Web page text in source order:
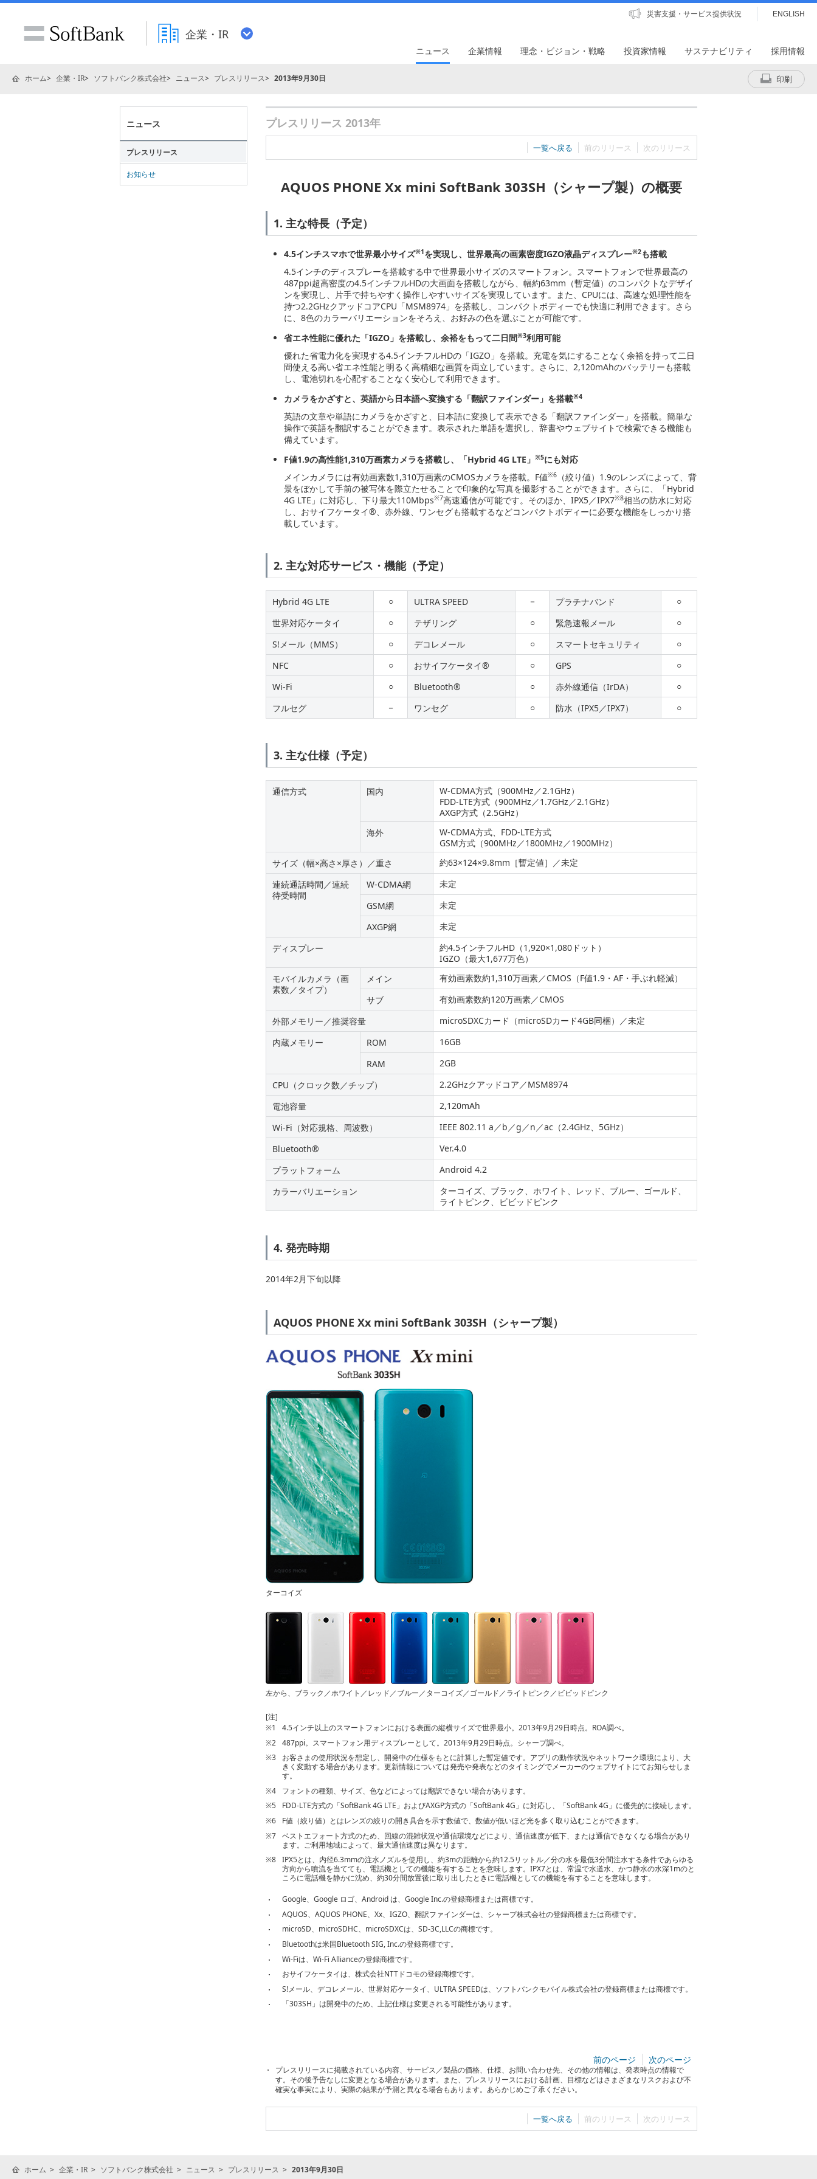
企業・IR
災害支援・サービス提供状況 ENGLISH
ニュース 企業情報 理念・ビジョン・戦略 投資家情報 サステナビリティ 採用情報
ホーム 企業・IR ソフトバンク株式会社 ニュース プレスリリース 2013年9月30日 印刷
プレスリリース 2013年
一覧へ戻る 前のリリース 次のリリース
AQUOS PHONE Xx mini SoftBank 303SH（シャープ製）の概要
1. 主な特長（予定）
4.5インチスマホで世界最小サイズ※1を実現し、世界最高の画素密度IGZO液晶ディスプレー※2も搭載
4.5インチのディスプレーを搭載する中で世界最小サイズのスマートフォン。スマートフォンで世界最高の
487ppi超高密度の4.5インチフルHDの大画面を搭載しながら、幅約63mm（暫定値）のコンパクトなデザイ
ンを実現し、片手で持ちやすく操作しやすいサイズを実現しています。また、CPUには、高速な処理性能を
持つ2.2GHzクアッドコアCPU「MSM8974」を搭載し、コンパクトボディーでも快適に利用できます。さら
に、8色のカラーバリエーションをそろえ、お好みの色を選ぶことが可能です。
省エネ性能に優れた「IGZO」を搭載し、余裕をもって二日間※3利用可能
優れた省電力化を実現する4.5インチフルHDの「IGZO」を搭載。充電を気にすることなく余裕を持って二日
間使える高い省エネ性能と明るく高精細な画質を両立しています。さらに、2,120mAhのバッテリーも搭載
し、電池切れを心配することなく安心して利用できます。
カメラをかざすと、英語から日本語へ変換する「翻訳ファインダー」を搭載※4
英語の文章や単語にカメラをかざすと、日本語に変換して表示できる「翻訳ファインダー」を搭載。簡単な
操作で英語を翻訳することができます。表示された単語を選択し、辞書やウェブサイトで検索できる機能も
備えています。
F値1.9の高性能1,310万画素カメラを搭載し、「Hybrid 4G LTE」 ※5にも対応
メインカメラには有効画素数1,310万画素のCMOSカメラを搭載。F値※6
（絞り値）1.9のレンズによって、背
景をぼかして手前の被写体を際立たせることで印象的な写真を撮影することができます。さらに、「Hybrid
4G LTE」に対応し、下り最大110Mbps※7高速通信が可能です。そのほか、IPX5／IPX7※8相当の防水に対応
し、おサイフケータイ®、赤外線、ワンセグも搭載するなどコンパクトボディーに必要な機能をしっかり搭
載しています。
2. 主な対応サービス・機能（予定）
Hybrid 4G LTE ○ ULTRA SPEED － プラチナバンド
○
世界対応ケータイ
○ テザリング ○ 緊急速報メール
○
S!メール（MMS）
○ デコレメール ○ スマートセキュリティ
○
NFC
○ おサイフケータイ® ○ GPS
○
Wi-Fi
○ Bluetooth® ○ 赤外線通信（IrDA）
○
フルセグ
－ ワンセグ ○ 防水（IPX5／IPX7） ○
3. 主な仕様（予定）
通信方式 国内
W-CDMA方式（900MHz／2.1GHz）
FDD-LTE方式（900MHz／1.7GHz／2.1GHz）
AXGP方式（2.5GHz）
海外
W-CDMA方式、FDD-LTE方式
GSM方式（900MHz／1800MHz／1900MHz）
サイズ（幅×高さ×厚さ）／重さ
約63×124×9.8mm［暫定値］／未定
連続通話時間／連続
待受時間
W-CDMA網
未定
GSM網
未定
AXGP網
未定
ディスプレー
約4.5インチフルHD（1,920×1,080ドット）
IGZO（最大1,677万色）
モバイルカメラ（画
素数／タイプ）
メイン
有効画素数約1,310万画素／CMOS（F値1.9・AF・手ぶれ軽減）
サブ
有効画素数約120万画素／CMOS
外部メモリー／推奨容量
microSDXCカード（microSDカード4GB同梱）／未定
内蔵メモリー
ROM
16GB
RAM
2GB
CPU（クロック数／チップ）
2.2GHzクアッドコア／MSM8974
電池容量
2,120mAh
Wi-Fi（対応規格、周波数）
IEEE 802.11 a／b／g／n／ac（2.4GHz、5GHz）
Bluetooth®
Ver.4.0
プラットフォーム
Android 4.2
カラーバリエーション
ターコイズ、ブラック、ホワイト、レッド、ブルー、ゴールド、
ライトピンク、ビビッドピンク
4. 発売時期
2014年2月下旬以降
AQUOS PHONE Xx mini SoftBank 303SH（シャープ製）
ターコイズ
左から、ブラック／ホワイト／レッド／ブルー／ターコイズ／ゴールド／ライトピンク／ビビッドピンク
[注]
※1
4.5インチ以上のスマートフォンにおける表面の縦横サイズで世界最小。2013年9月29日時点。ROA調べ。
※2
487ppi。スマートフォン用ディスプレーとして。2013年9月29日時点。シャープ調べ。
※3
お客さまの使用状況を想定し、開発中の仕様をもとに計算した暫定値です。アプリの動作状況やネットワーク環境により、大
きく変動する場合があります。更新情報については発売や発表などのタイミングでメーカーのウェブサイトにてお知らせしま
す。
※4
フォントの種類、サイズ、色などによっては翻訳できない場合があります。
※5
FDD-LTE方式の「SoftBank 4G LTE」およびAXGP方式の「SoftBank 4G」に対応し、「SoftBank 4G」に優先的に接続します。
※6
F値（絞り値）とはレンズの絞りの開き具合を示す数値で、数値が低いほど光を多く取り込むことができます。
※7
ベストエフォート方式のため、回線の混雑状況や通信環境などにより、通信速度が低下、または通信できなくなる場合があり
ます。ご利用地域によって、最大通信速度は異なります。
※8
IPX5とは、内径6.3mmの注水ノズルを使用し、約3mの距離から約12.5リットル／分の水を最低3分間注水する条件であらゆる
方向から噴流を当てても、電話機としての機能を有することを意味します。IPX7とは、常温で水道水、かつ静水の水深1mのと
ころに電話機を静かに沈め、約30分間放置後に取り出したときに電話機としての機能を有することを意味します。
Google、Google ロゴ、Android は、Google Inc.の登録商標または商標です。
AQUOS、AQUOS PHONE、Xx、IGZO、翻訳ファインダーは、シャープ株式会社の登録商標または商標です。
microSD、microSDHC、microSDXCは、SD-3C,LLCの商標です。
Bluetoothは米国Bluetooth SIG, Inc.の登録商標です。
Wi-Fiは、Wi-Fi Allianceの登録商標です。
おサイフケータイは、株式会社NTTドコモの登録商標です。
S!メール、デコレメール、世界対応ケータイ、ULTRA SPEEDは、ソフトバンクモバイル株式会社の登録商標または商標です。
「303SH」は開発中のため、上記仕様は変更される可能性があります。
前のページ 次のページ
プレスリリースに掲載されている内容、サービス／製品の価格、仕様、お問い合わせ先、その他の情報は、発表時点の情報で
す。その後予告なしに変更となる場合があります。また、プレスリリースにおける計画、目標などはさまざまなリスクおよび不
確実な事実により、実際の結果が予測と異なる場合もあります。あらかじめご了承ください。
一覧へ戻る 前のリリース 次のリリース
ニュース
プレスリリース
お知らせ
ホーム 企業・IR ソフトバンク株式会社 ニュース プレスリリース 2013年9月30日